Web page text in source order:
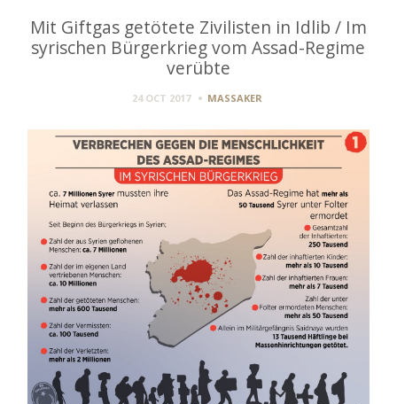
Mit Giftgas getötete Zivilisten in Idlib / Im
syrischen Bürgerkrieg vom Assad-Regime
verübte
24 OCT 2017 MASSAKER